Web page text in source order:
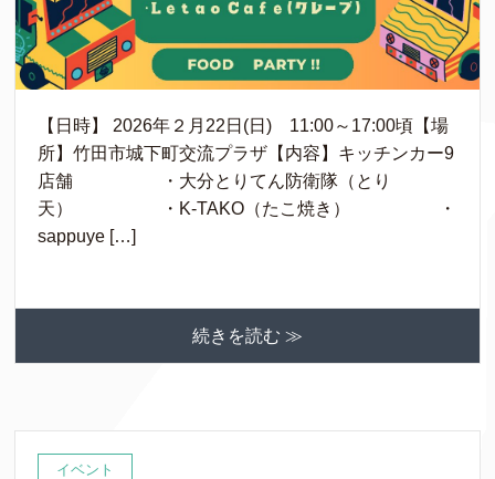
【日時】 2026年２月22日(日) 11:00～17:00頃【場
所】竹田市城下町交流プラザ【内容】キッチンカー9
店舗 ・大分とりてん防衛隊（とり
天） ・K-TAKO（たこ焼き） ・
sappuye […]
続きを読む ≫
イベント